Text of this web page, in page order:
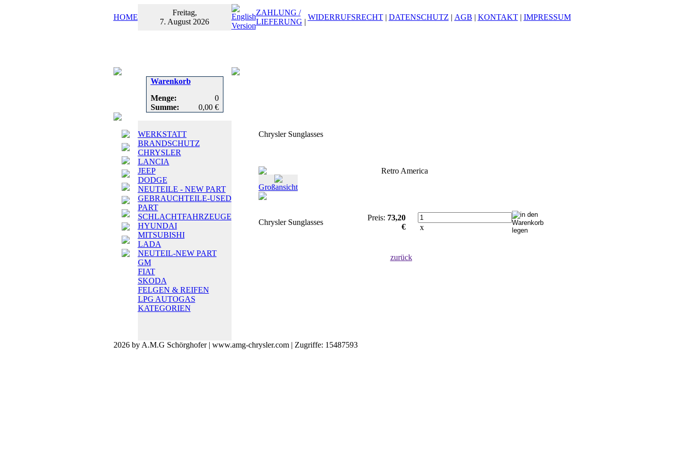
HOME
Freitag,
7. August 2026
ZAHLUNG /
LIEFERUNG |
WIDERRUFSRECHT| DATENSCHUTZ | AGB | KONTAKT| IMPRESSUM
Warenkorb
Menge:
0
Summe:
0,00 €
WERKSTATT
BRANDSCHUTZ
CHRYSLER
LANCIA
JEEP
DODGE
NEUTEILE - NEW PART
GEBRAUCHTEILE-USED
PART
SCHLACHTFAHRZEUGE
HYUNDAI
MITSUBISHI
LADA
NEUTEIL-NEW PART
GM
FIAT
SKODA
FELGEN & REIFEN
LPG AUTOGAS
KATEGORIEN
Chrysler Sunglasses
Großansicht
Retro America
Chrysler Sunglasses
Preis: 73,20
€
x
zurück
2026 by A.M.G Schörghofer | www.amg-chrysler.com | Zugriffe: 15487593